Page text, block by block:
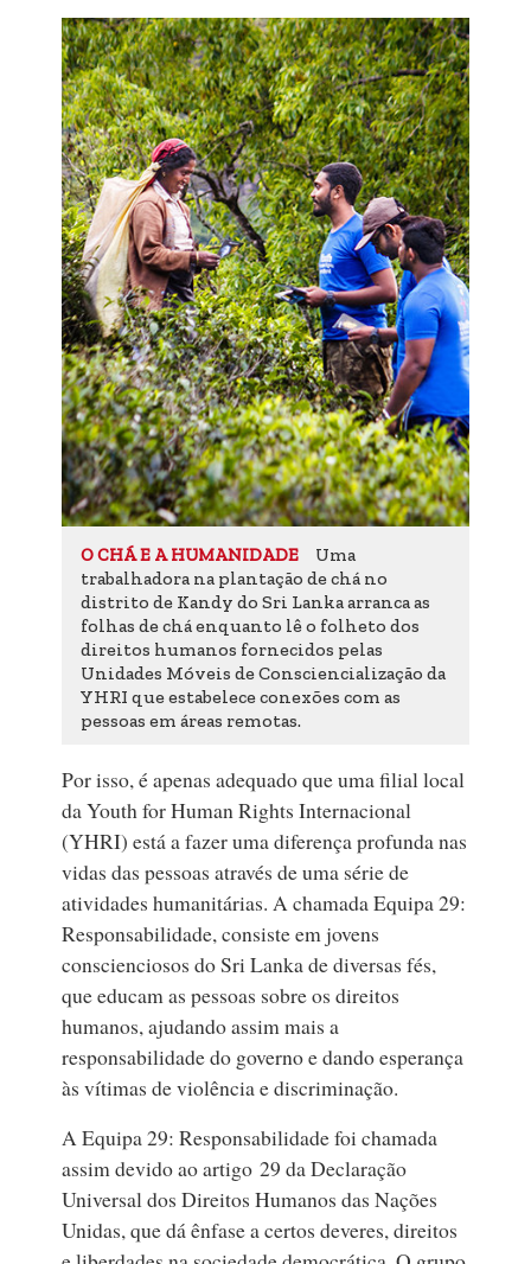
O CHÁ E A HUMANIDADE
Uma
trabalhadora na plantação de chá no
distrito de Kandy do Sri Lanka arranca as
folhas de chá enquanto lê o folheto dos
direitos humanos fornecidos pelas
Unidades Móveis de Consciencialização da
YHRI que estabelece conexões com as
pessoas em áreas remotas.
Por isso, é apenas adequado que uma filial local
da Youth for Human Rights Internacional
(YHRI) está a fazer uma diferença profunda nas
vidas das pessoas através de uma série de
atividades humanitárias. A chamada Equipa 29:
Responsabilidade, consiste em jovens
conscienciosos do Sri Lanka de diversas fés,
que educam as pessoas sobre os direitos
humanos, ajudando assim mais a
responsabilidade do governo e dando esperança
às vítimas de violência e discriminação.
A Equipa 29: Responsabilidade foi chamada
assim devido ao artigo 29 da Declaração
Universal dos Direitos Humanos das Nações
Unidas, que dá ênfase a certos deveres, direitos